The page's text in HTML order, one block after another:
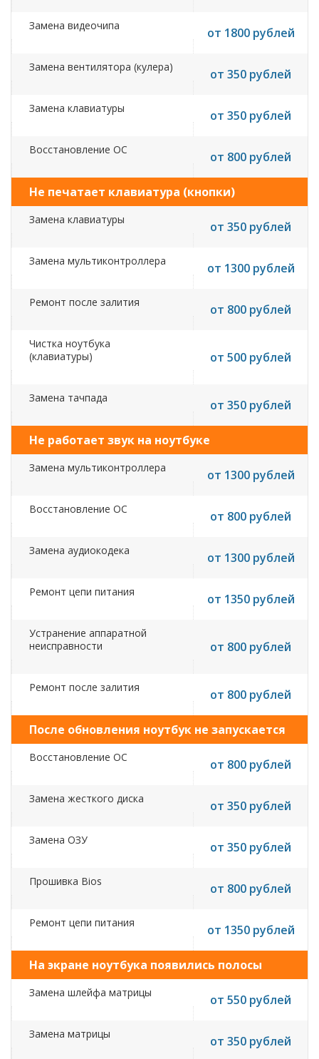
Замена видеочипа от 1800 рублей
Замена вентилятора (кулера) от 350 рублей
Замена клавиатуры от 350 рублей
Восстановление ОС от 800 рублей
Не печатает клавиатура (кнопки)
Замена клавиатуры от 350 рублей
Замена мультиконтроллера от 1300 рублей
Ремонт после залития от 800 рублей
Чистка ноутбука
(клавиатуры)
от 500 рублей
Замена тачпада от 350 рублей
Не работает звук на ноутбуке
Замена мультиконтроллера от 1300 рублей
Восстановление ОС от 800 рублей
Замена аудиокодека от 1300 рублей
Ремонт цепи питания от 1350 рублей
Устранение аппаратной
неисправности
от 800 рублей
Ремонт после залития от 800 рублей
После обновления ноутбук не запускается
Восстановление ОС от 800 рублей
Замена жесткого диска от 350 рублей
Замена ОЗУ от 350 рублей
Прошивка Bios от 800 рублей
Ремонт цепи питания от 1350 рублей
На экране ноутбука появились полосы
Замена шлейфа матрицы от 550 рублей
Замена матрицы от 350 рублей